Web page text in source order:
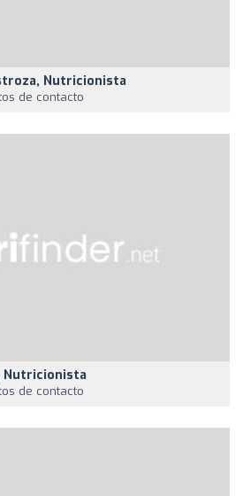
Nutricionista
de contacto
Nutricionista
de contacto